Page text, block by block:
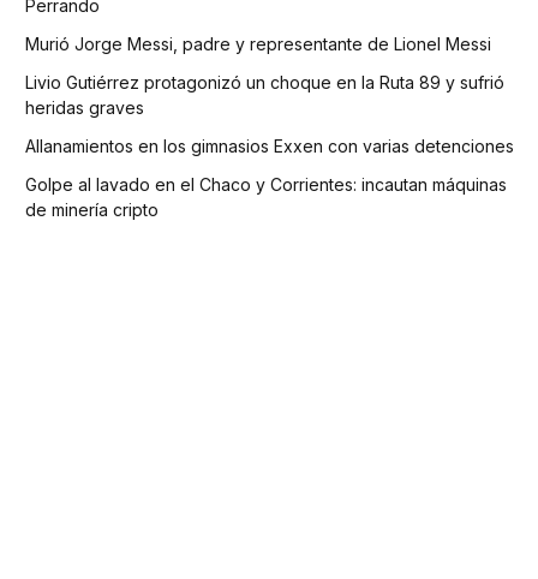
Perrando
Murió Jorge Messi, padre y representante de Lionel Messi
Livio Gutiérrez protagonizó un choque en la Ruta 89 y sufrió
heridas graves
Allanamientos en los gimnasios Exxen con varias detenciones
Golpe al lavado en el Chaco y Corrientes: incautan máquinas
de minería cripto